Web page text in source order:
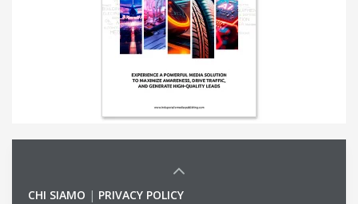
CHI SIAMO | PRIVACY POLICY